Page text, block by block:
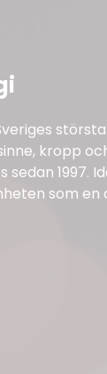
största
kropp
sedan 1997.
som en